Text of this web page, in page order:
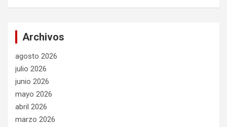
Archivos
agosto 2026
julio 2026
junio 2026
mayo 2026
abril 2026
marzo 2026